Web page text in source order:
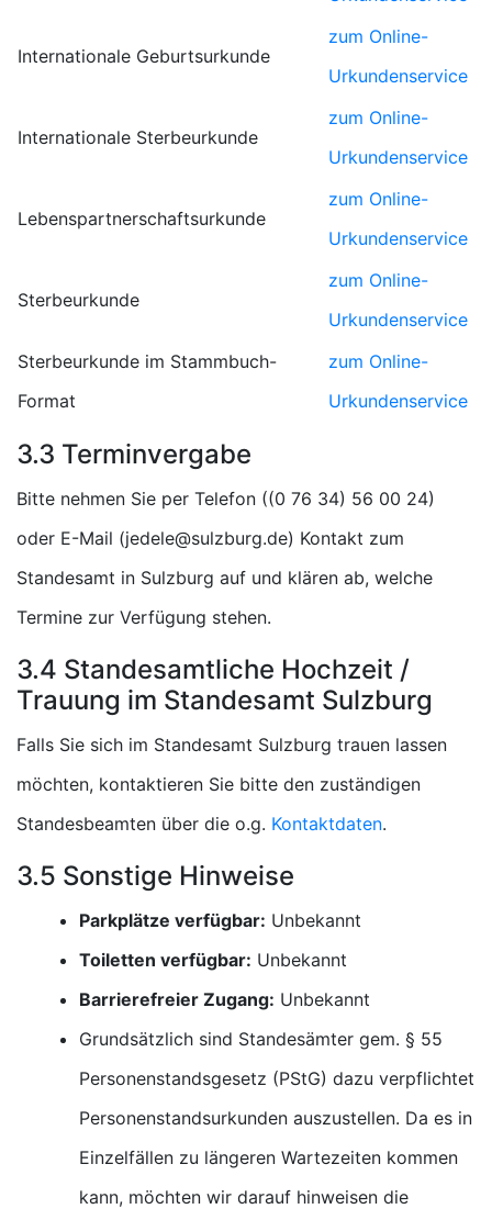
Internationale Geburtsurkunde
zum Online-
Urkundenservice
Internationale Sterbeurkunde
zum Online-
Urkundenservice
Lebenspartnerschaftsurkunde
zum Online-
Urkundenservice
Sterbeurkunde
zum Online-
Urkundenservice
Sterbeurkunde im Stammbuch-
Format
zum Online-
Urkundenservice
3.3 Terminvergabe
Bitte nehmen Sie per Telefon (
)
oder E-Mail (
) Kontakt zum
Standesamt in Sulzburg auf und klären ab, welche
Termine zur Verfügung stehen.
3.4 Standesamtliche Hochzeit /
Trauung im Standesamt Sulzburg
Falls Sie sich im Standesamt Sulzburg trauen lassen
möchten, kontaktieren Sie bitte den zuständigen
Standesbeamten über die o.g. Kontaktdaten.
3.5 Sonstige Hinweise
Parkplätze verfügbar: Unbekannt
Toiletten verfügbar: Unbekannt
Barrierefreier Zugang: Unbekannt
Grundsätzlich sind Standesämter gem. § 55
Personenstandsgesetz (PStG) dazu verpflichtet
Personenstandsurkunden auszustellen. Da es in
Einzelfällen zu längeren Wartezeiten kommen
kann, möchten wir darauf hinweisen die